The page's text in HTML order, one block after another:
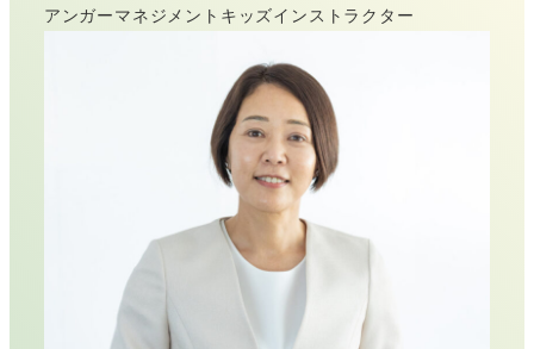
アンガーマネジメントキッズインストラクター